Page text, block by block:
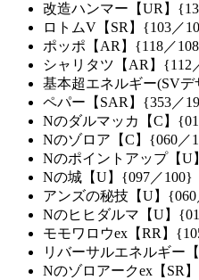
改造ハンマー【UR】
ロトムV【SR】{103／
ポッポ【AR】{118／
シャリタツ【AR】{112
基本超エネルギー(SV
ペパー【SAR】{353／
Nのダルマッカ【C】
Nのゾロア【C】{060／
Nのポイントアップ【U
Nの城【U】{097／100}
アンズの秘技【U】{060
Nのヒヒダルマ【U】
モモワロウex【RR】
リバーサルエネルギー
Nのゾロアークex【SR